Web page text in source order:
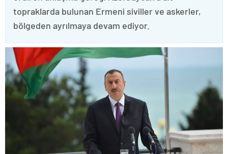
topraklarda bulunan Ermeni siviller ve askerler,
bölgeden ayrılmaya devam ediyor.